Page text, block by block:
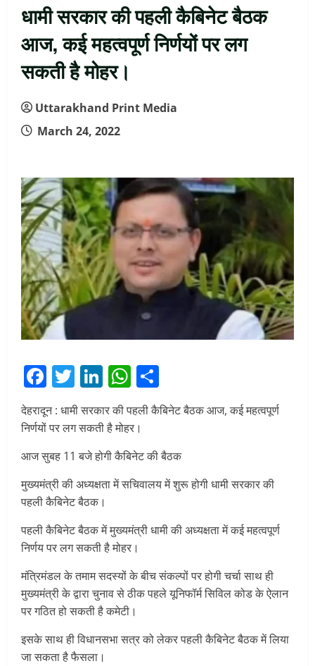
धामी सरकार की पहली कैबिनेट बैठक
आज, कई महत्वपूर्ण निर्णयों पर लग
सकती है मोहर।
Uttarakhand Print Media
March 24, 2022
Facebook
Twitter
LinkedIn
WhatsApp
देहरादून : धामी सरकार की पहली कैबिनेट बैठक आज, कई महत्वपूर्ण
निर्णयों पर लग सकती है मोहर।
आज सुबह 11 बजे होगी कैबिनेट की बैठक
मुख्यमंत्री की अध्यक्षता में सचिवालय में शुरू होगी धामी सरकार की
पहली कैबिनेट बैठक।
पहली कैबिनेट बैठक में मुख्यमंत्री धामी की अध्यक्षता में कई महत्वपूर्ण
निर्णय पर लग सकती है मोहर।
मंत्रिमंडल के तमाम सदस्यों के बीच संकल्पों पर होगी चर्चा साथ ही
मुख्यमंत्री के द्वारा चुनाव से ठीक पहले यूनिफॉर्म सिविल कोड के ऐलान
पर गठित हो सकती है कमेटी।
इसके साथ ही विधानसभा सत्र को लेकर पहली कैबिनेट बैठक में लिया
जा सकता है फैसला।